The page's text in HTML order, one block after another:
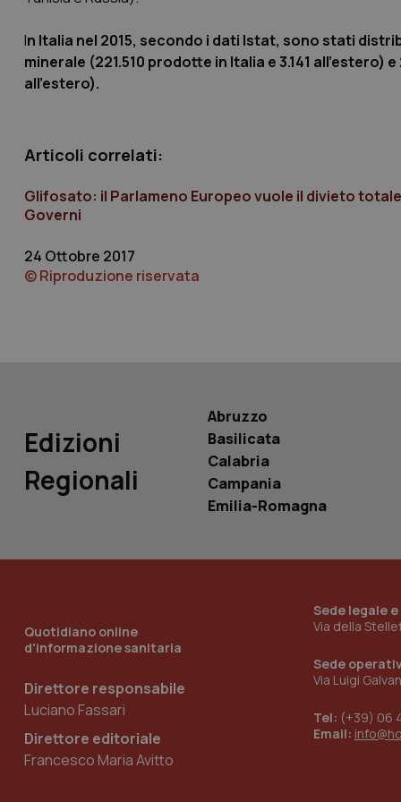
In Italia nel 2015, secondo i dati Istat, sono stati
minerale (221.510 prodotte in Italia e 3.141
all’estero).
Articoli correlati:
Glifosato: il Parlameno Europeo vuole il divieto
Governi
24 Ottobre 2017
© Riproduzione riservata
Edizioni
Regionali
Abruzzo
Basilicata
Calabria
Campania
Emilia-Romagna
Quotidiano online
d'informazione sanitaria
Direttore responsabile
Luciano Fassari
Direttore editoriale
Francesco Maria Avitto
Sede legale
Via della
Sede
Via Luigi
Tel: (+39) 06
Email:
CookieScriptConsent
tracking-sites-
_ga_0VMQEQKQ1N
__Secure-YNID